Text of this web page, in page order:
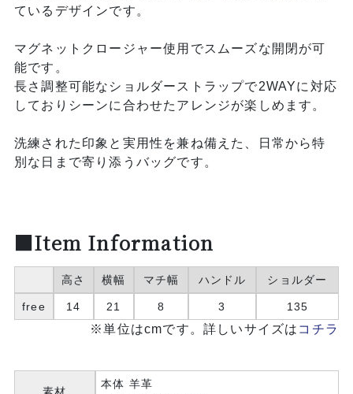
ているデザインです。
マグネットクロージャー使用でスムーズな開閉が可
能です。
長さ調整可能なショルダーストラップで2WAYに対応
しておりシーンに合わせたアレンジが楽しめます。
洗練された印象と実用性を兼ね備えた、日常から特
別な日まで寄り添うバッグです。
■Item Information
高さ 横幅 マチ幅 ハンドル ショルダー
free 14 21 8 3 135
※単位はcmです。詳しいサイズは コチラ
素材
本体 羊革